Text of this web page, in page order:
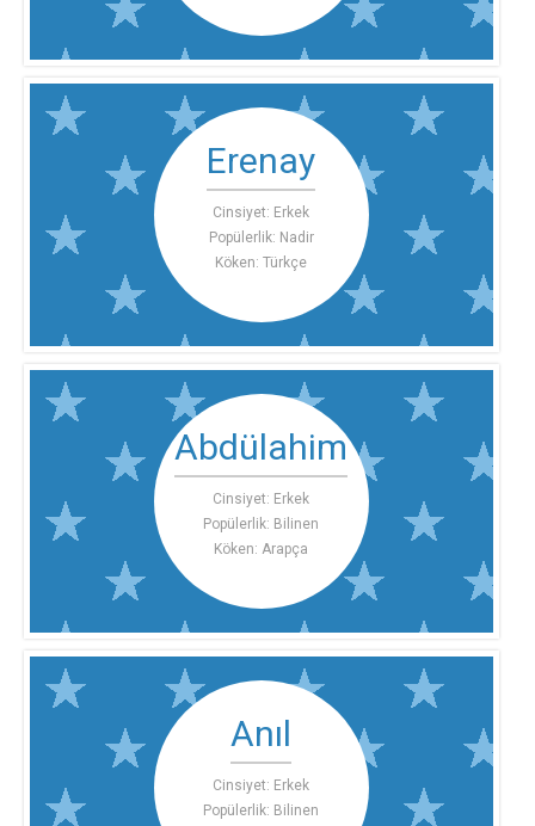
Erenay
Cinsiyet: Erkek
Popülerlik: Nadir
Köken: Türkçe
Abdülahim
Cinsiyet: Erkek
Popülerlik: Bilinen
Köken: Arapça
Anıl
Cinsiyet: Erkek
Popülerlik: Bilinen